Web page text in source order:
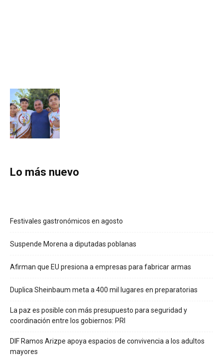
Lo más nuevo
Festivales gastronómicos en agosto
Suspende Morena a diputadas poblanas
Afirman que EU presiona a empresas para fabricar armas
Duplica Sheinbaum meta a 400 mil lugares en preparatorias
La paz es posible con más presupuesto para seguridad y
coordinación entre los gobiernos: PRI
DIF Ramos Arizpe apoya espacios de convivencia a los adultos
mayores